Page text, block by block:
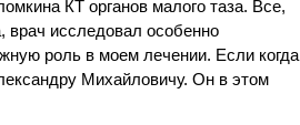
КТ органов малого таза. Все,
врач исследовал особенно
роль в моем лечении. Если когда
Михайловичу. Он в этом